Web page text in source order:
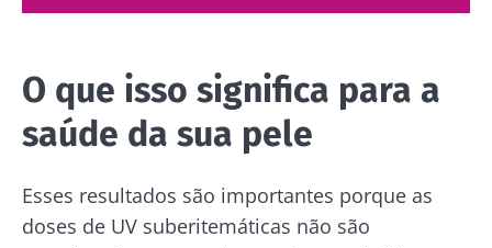
O que isso significa para a
saúde da sua pele
Esses resultados são importantes porque as
doses de UV suberitemáticas não são
Você está prestes a ser redirecionado e
deixar nosso site
Ser redirecionado
sobre a microbiota.
Gostaria de me inscrever para receber mais
informações sobre a Biocodex
e apolítica de privacidadedo Biocodex
Microbiota Institute.
BMI 20-35